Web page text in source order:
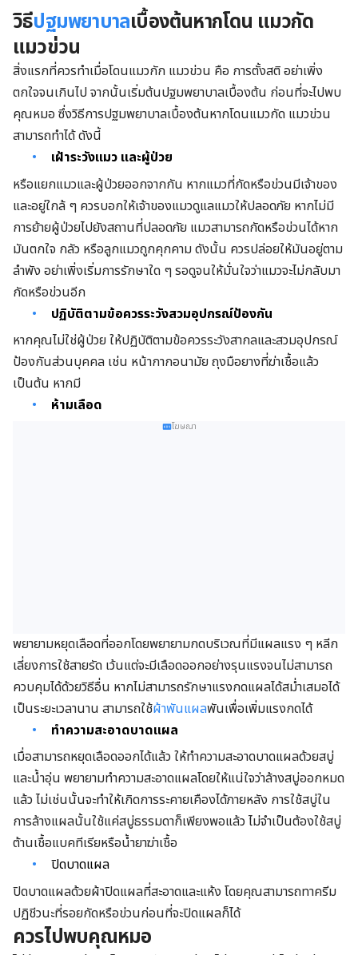
วิธีปฐมพยาบาลเบื้องต้นหากโดน แมวกัด
แมวข่วน
สิ่งแรกที่ควรทำเมื่อโดนแมวกัก แมวข่วน คือ การตั้งสติ อย่าเพิ่ง
ตกใจจนเกินไป จากนั้นเริ่มต้นปฐมพยาบาลเบื้องต้น ก่อนที่จะไปพบ
คุณหมอ ซึ่งวิธีการปฐมพยาบาลเบื้องต้นหากโดนแมวกัด แมวข่วน
สามารถทำได้ ดังนี้
เฝ้าระวังแมว และผู้ป่วย
หรือแยกแมวและผู้ป่วยออกจากกัน หากแมวที่กัดหรือข่วนมีเจ้าของ
และอยู่ใกล้ ๆ ควรบอกให้เจ้าของแมวดูแลแมวให้ปลอดภัย หากไม่มี
การย้ายผู้ป่วยไปยังสถานที่ปลอดภัย แมวสามารถกัดหรือข่วนได้หาก
มันตกใจ กลัว หรือลูกแมวถูกคุกคาม ดังนั้น ควรปล่อยให้มันอยู่ตาม
ลำพัง อย่าเพิ่งเริ่มการรักษาใด ๆ รอดูจนให้มั่นใจว่าแมวจะไม่กลับมา
กัดหรือข่วนอีก
ปฏิบัติตามข้อควรระวังสวมอุปกรณ์ป้องกัน
หากคุณไม่ใช่ผู้ป่วย ให้ปฏิบัติตามข้อควรระวังสากลและสวมอุปกรณ์
ป้องกันส่วนบุคคล เช่น หน้ากากอนามัย ถุงมือยางที่ฆ่าเชื้อแล้ว
เป็นต้น หากมี
ห้ามเลือด
โฆษณา
พยายามหยุดเลือดที่ออกโดยพยายามกดบริเวณที่มีแผลแรง ๆ หลีก
เลี่ยงการใช้สายรัด เว้นแต่จะมีเลือดออกอย่างรุนแรงจนไม่สามารถ
ควบคุมได้ด้วยวิธีอื่น หากไม่สามารถรักษาแรงกดแผลได้สม่ำเสมอได้
เป็นระยะเวลานาน สามารถใช้ผ้าพันแผลพันเพื่อเพิ่มแรงกดได้
ทำความสะอาดบาดแผล
เมื่อสามารถหยุดเลือดออกได้แล้ว ให้ทำความสะอาดบาดแผลด้วยสบู่
และน้ำอุ่น พยายามทำความสะอาดแผลโดยให้แน่ใจว่าล้างสบู่ออกหมด
แล้ว ไม่เช่นนั้นจะทำให้เกิดการระคายเคืองได้ภายหลัง การใช้สบู่ใน
การล้างแผลนั้นใช้แค่สบู่ธรรมดาก็เพียงพอแล้ว ไม่จำเป็นต้องใช้สบู่
ต้านเชื้อแบคทีเรียหรือน้ำยาฆ่าเชื้อ
ปิดบาดแผล
ปิดบาดแผลด้วยผ้าปิดแผลที่สะอาดและแห้ง โดยคุณสามารถทาครีม
ปฏิชีวนะที่รอยกัดหรือข่วนก่อนที่จะปิดแผลก็ได้
ควรไปพบคุณหมอ